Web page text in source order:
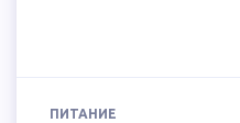
ПИТАНИЕ